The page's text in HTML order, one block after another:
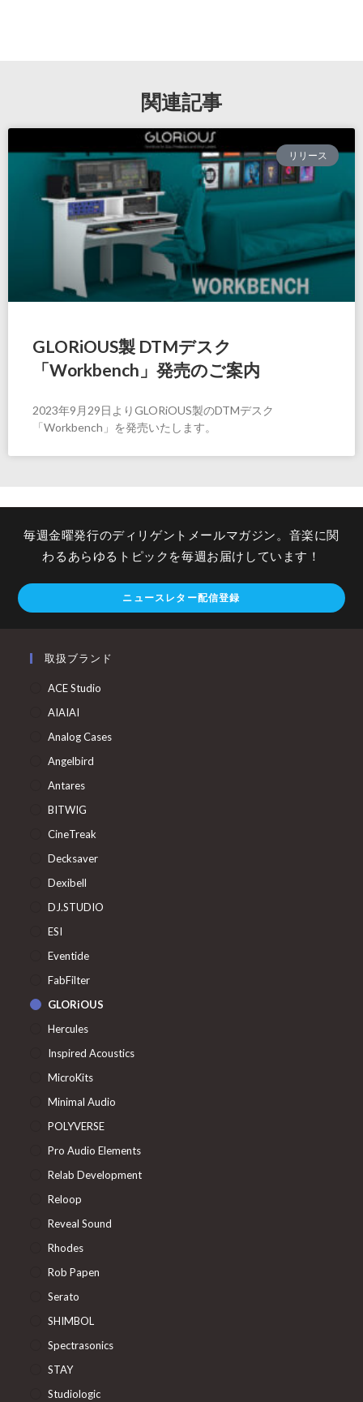
関連記事
リリース
GLORiOUS製 DTMデスク
「Workbench」発売のご案内
2023年9月29日よりGLORiOUS製のDTMデスク
「Workbench」を発売いたします。
毎週金曜発行のディリゲントメールマガジン。音楽に関
わるあらゆるトピックを毎週お届けしています！
ニュースレター配信登録
取扱ブランド
ACE Studio
AIAIAI
Analog Cases
Angelbird
Antares
BITWIG
CineTreak
Decksaver
Dexibell
DJ.STUDIO
ESI
Eventide
FabFilter
GLORiOUS
Hercules
Inspired Acoustics
MicroKits
Minimal Audio
POLYVERSE
Pro Audio Elements
Relab Development
Reloop
Reveal Sound
Rhodes
Rob Papen
Serato
SHIMBOL
Spectrasonics
STAY
Studiologic